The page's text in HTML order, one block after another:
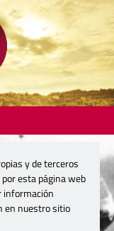
y de terceros
esta página web
información
en nuestro sitio